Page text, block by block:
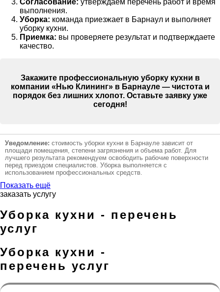
выполнения.
Уборка: команда приезжает в Барнаул и выполняет
уборку кухни.
Приемка: вы проверяете результат и подтверждаете
качество.
Закажите профессиональную уборку кухни в
компании «Нью Клининг» в Барнауле — чистота и
порядок без лишних хлопот. Оставьте заявку уже
сегодня!
Уведомление: стоимость уборки кухни в Барнауле зависит от
площади помещения, степени загрязнения и объема работ. Для
лучшего результата рекомендуем освободить рабочие поверхности
перед приездом специалистов. Уборка выполняется с
использованием профессиональных средств.
Показать ещё
заказать услугу
Уборка кухни - перечень
услуг
Уборка кухни -
перечень услуг